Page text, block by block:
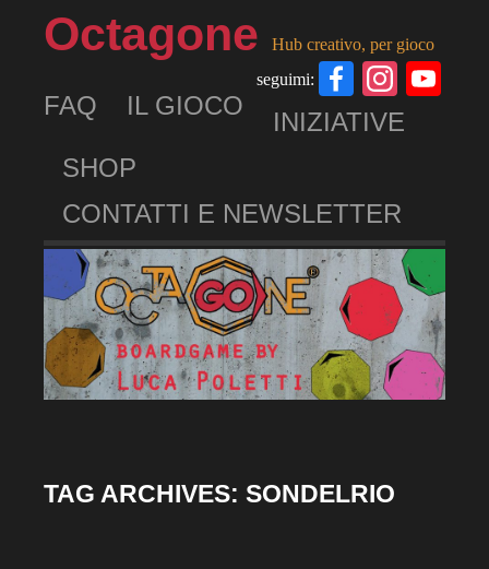
Octagone
Hub creativo, per gioco
seguimi:
Facebook
FAQ IL GIOCO
INIZIATIVE
SHOP
CONTATTI E NEWSLETTER
TAG ARCHIVES: SONDELRIO